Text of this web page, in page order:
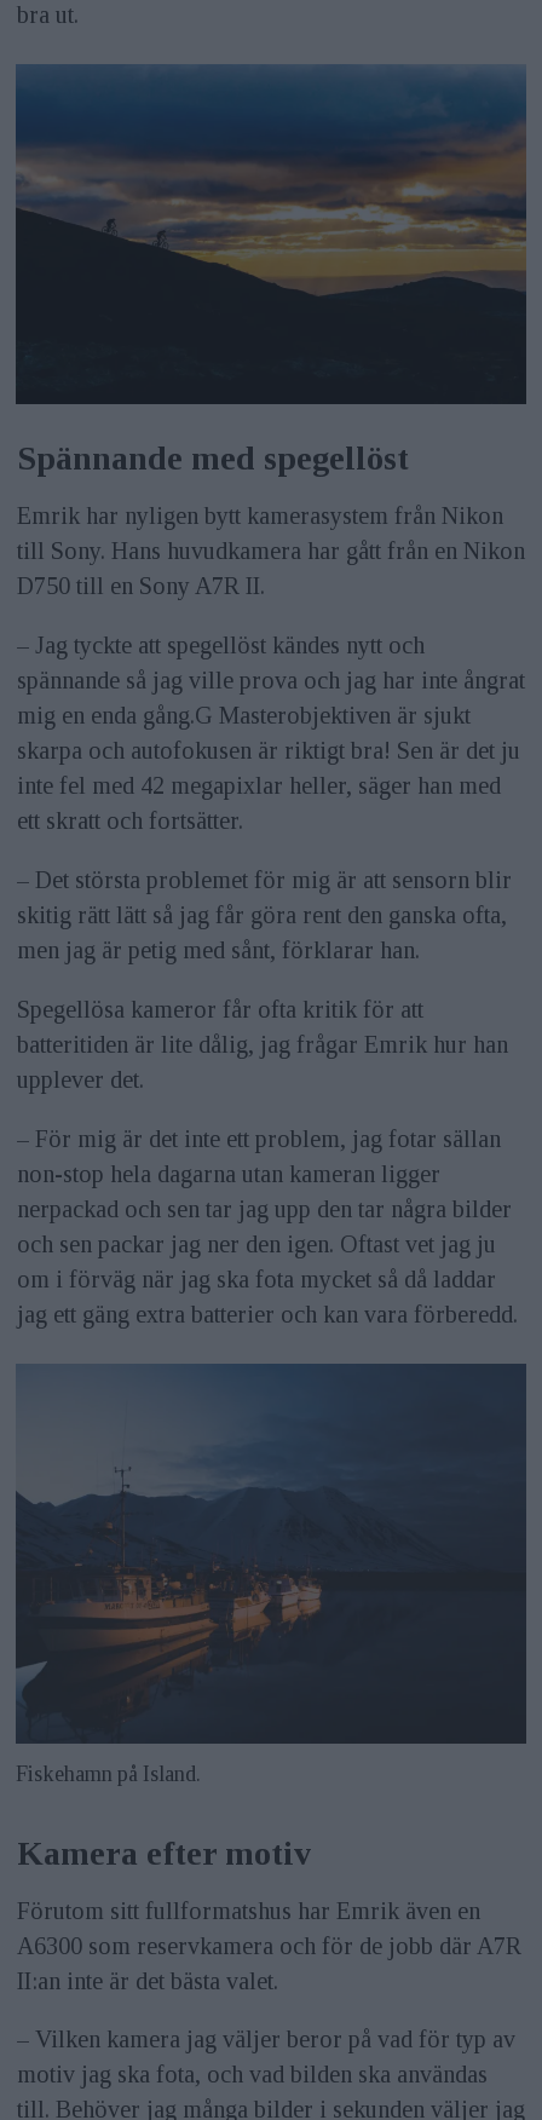
bra ut.
Spännande med spegellöst
Emrik har nyligen bytt kamerasystem från Nikon
till Sony. Hans huvudkamera har gått från en Nikon
D750 till en Sony A7R II.
– Jag tyckte att spegellöst kändes nytt och
spännande så jag ville prova och jag har inte ångrat
mig en enda gång.G Masterobjektiven är sjukt
skarpa och autofokusen är riktigt bra! Sen är det ju
inte fel med 42 megapixlar heller, säger han med
ett skratt och fortsätter.
– Det största problemet för mig är att sensorn blir
skitig rätt lätt så jag får göra rent den ganska ofta,
men jag är petig med sånt, förklarar han.
Spegellösa kameror får ofta kritik för att
batteritiden är lite dålig, jag frågar Emrik hur han
upplever det.
– För mig är det inte ett problem, jag fotar sällan
non-stop hela dagarna utan kameran ligger
nerpackad och sen tar jag upp den tar några bilder
och sen packar jag ner den igen. Oftast vet jag ju
om i förväg när jag ska fota mycket så då laddar
jag ett gäng extra batterier och kan vara för­beredd.
Fiskehamn på Island.
Kamera efter motiv
Förutom sitt fullformatshus har Emrik även en
A6300 som reservkamera och för de jobb där A7R
II:an inte är det bästa valet.
– Vilken kamera jag väljer beror på vad för typ av
motiv jag ska fota, och vad bilden ska användas
till. Behöver jag många bilder i sekunden väljer jag